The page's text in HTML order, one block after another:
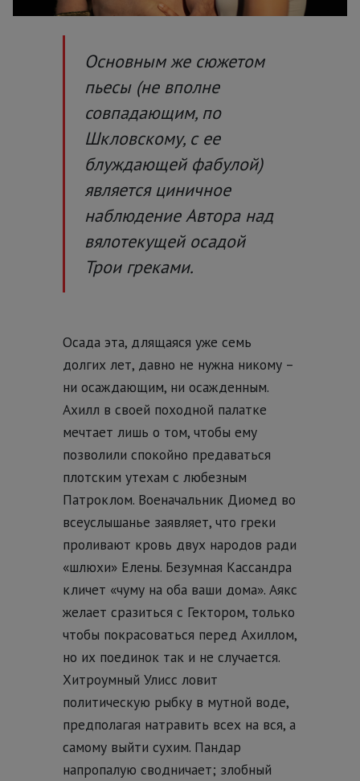
Основным же сюжетом
пьесы (не вполне
совпадающим, по
Шкловскому, с ее
блуждающей фабулой)
является циничное
наблюдение Автора над
вялотекущей осадой
Трои греками.
Осада эта, длящаяся уже семь
долгих лет, давно не нужна никому –
ни осаждающим, ни осажденным.
Ахилл в своей походной палатке
мечтает лишь о том, чтобы ему
позволили спокойно предаваться
плотским утехам с любезным
Патроклом. Военачальник Диомед во
всеуслышанье заявляет, что греки
проливают кровь двух народов ради
«шлюхи» Елены. Безумная Кассандра
кличет «чуму на оба ваши дома». Аякс
желает сразиться с Гектором, только
чтобы покрасоваться перед Ахиллом,
но их поединок так и не случается.
Хитроумный Улисс ловит
политическую рыбку в мутной воде,
предполагая натравить всех на вся, а
самому выйти сухим. Пандар
напропалую сводничает; злобный